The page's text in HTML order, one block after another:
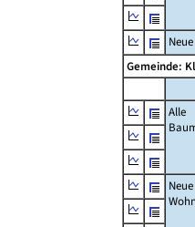
Gemeinde:
Alle
Neue